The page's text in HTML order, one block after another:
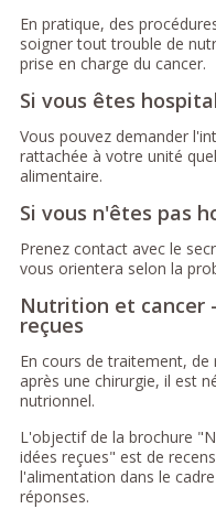
En pratique, des
soigner tout trouble de
prise en charge du cancer.
Si vous êtes
Vous pouvez demander
rattachée à votre unité
alimentaire.
Si vous n'êtes pas
Prenez contact avec le
vous orientera selon la
Nutrition et cancer
reçues
En cours de traitement,
après une chirurgie, il est
nutrionnel.
L'objectif de la brochure
idées reçues" est de
l'alimentation dans le
réponses.